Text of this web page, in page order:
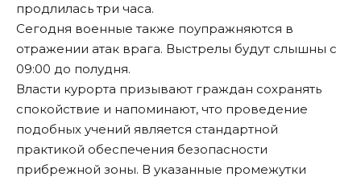
продлилась три часа.
Сегодня военные также поупражняются в
отражении атак врага. Выстрелы будут слышны с
09:00 до полудня.
Власти курорта призывают граждан сохранять
спокойствие и напоминают, что проведение
подобных учений является стандартной
практикой обеспечения безопасности
прибрежной зоны. В указанные промежутки